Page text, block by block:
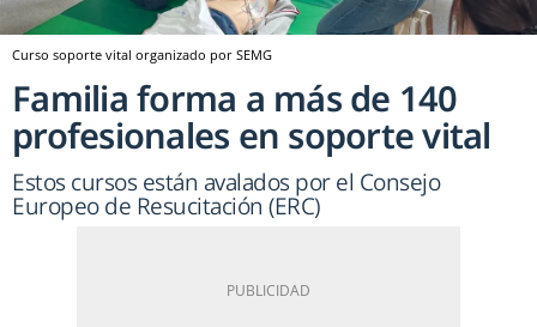
Curso soporte vital organizado por SEMG
Familia forma a más de 140
profesionales en soporte vital
Estos cursos están avalados por el Consejo
Europeo de Resucitación (ERC)